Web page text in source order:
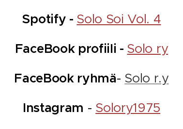
Spotify - Solo Soi Vol. 4
FaceBook profiili - Solo ry
FaceBook ryhmä- Solo r.y
Instagram - Solory1975